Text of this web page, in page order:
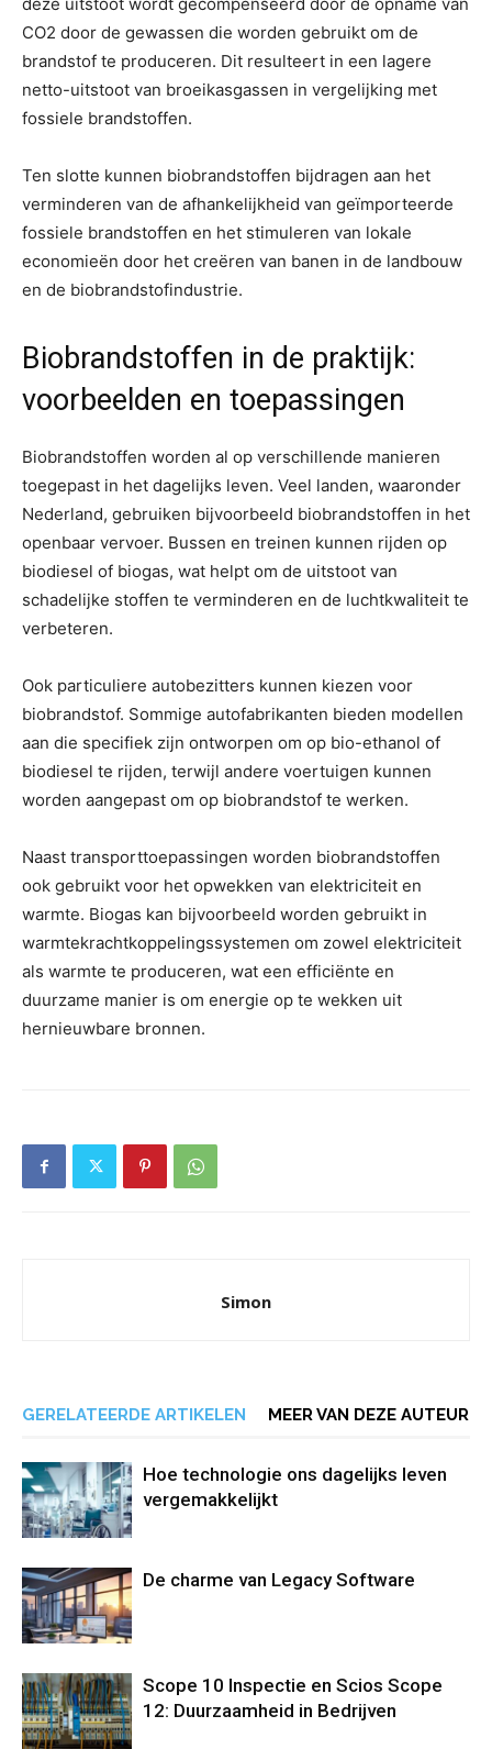
CO2 door de gewassen die worden gebruikt om de
brandstof te produceren. Dit resulteert in een lagere
netto-uitstoot van broeikasgassen in vergelijking met
fossiele brandstoffen.
Ten slotte kunnen biobrandstoffen bijdragen aan het
verminderen van de afhankelijkheid van geïmporteerde
fossiele brandstoffen en het stimuleren van lokale
economieën door het creëren van banen in de landbouw
en de biobrandstofindustrie.
Biobrandstoffen in de praktijk:
voorbeelden en toepassingen
Biobrandstoffen worden al op verschillende manieren
toegepast in het dagelijks leven. Veel landen, waaronder
Nederland, gebruiken bijvoorbeeld biobrandstoffen in het
openbaar vervoer. Bussen en treinen kunnen rijden op
biodiesel of biogas, wat helpt om de uitstoot van
schadelijke stoffen te verminderen en de luchtkwaliteit te
verbeteren.
Ook particuliere autobezitters kunnen kiezen voor
biobrandstof. Sommige autofabrikanten bieden modellen
aan die specifiek zijn ontworpen om op bio-ethanol of
biodiesel te rijden, terwijl andere voertuigen kunnen
worden aangepast om op biobrandstof te werken.
Naast transporttoepassingen worden biobrandstoffen
ook gebruikt voor het opwekken van elektriciteit en
warmte. Biogas kan bijvoorbeeld worden gebruikt in
warmtekrachtkoppelingssystemen om zowel elektriciteit
als warmte te produceren, wat een efficiënte en
duurzame manier is om energie op te wekken uit
hernieuwbare bronnen.
Simon
GERELATEERDE ARTIKELEN MEER VAN DEZE AUTEUR
Hoe technologie ons dagelijks leven
vergemakkelijkt
De charme van Legacy Software
Scope 10 Inspectie en Scios Scope
12: Duurzaamheid in Bedrijven